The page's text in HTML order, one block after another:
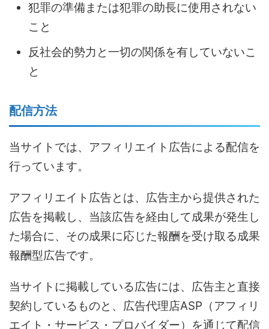
犯罪の準備または犯罪の助長に使用されない
こと
反社会的勢力と一切の関係を有していないこ
と
配信方法
当サイトでは、アフィリエイト広告による配信を
行っています。
アフィリエイト広告とは、広告主から提供された
広告を掲載し、当該広告を経由して成果が発生し
た場合に、その成果に応じた報酬を受け取る成果
報酬型広告です。
当サイトに掲載している広告には、広告主と直接
契約しているものと、広告代理店ASP（アフィリ
エイト・サービス・プロバイダー）を通じて配信